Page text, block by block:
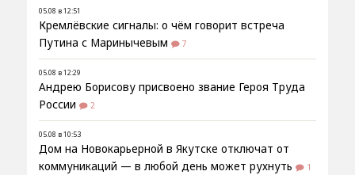
05.08 в 12:51
Кремлёвские сигналы: о чём говорит встреча
Путина с Маринычевым
7
05.08 в 12:29
Андрею Борисову присвоено звание Героя Труда
России
2
05.08 в 10:53
Дом на Новокарьерной в Якутске отключат от
коммуникаций — в любой день может рухнуть
1